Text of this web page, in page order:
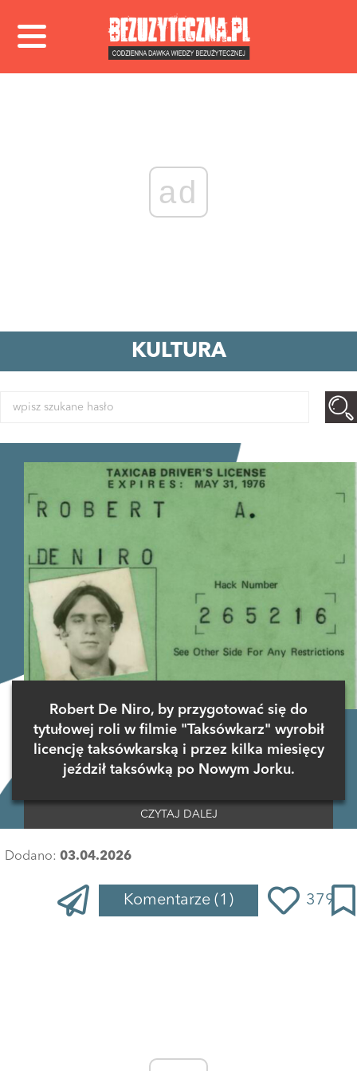
ad
KULTURA
Robert De Niro, by przygotować się do
tytułowej roli w filmie "Taksówkarz" wyrobił
licencję taksówkarską i przez kilka miesięcy
jeździł taksówką po Nowym Jorku.
CZYTAJ DALEJ
Dodano: 03.04.2026
Komentarze (1) 379